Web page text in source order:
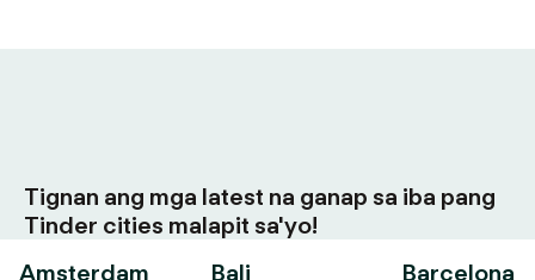
Tignan ang mga latest na ganap sa iba pang
Tinder cities malapit sa'yo!
Amsterdam
Bali Barcelona